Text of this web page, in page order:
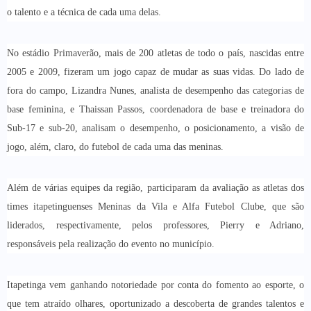
o talento e a técnica de cada uma delas.
No estádio Primaverão, mais de 200 atletas de todo o país, nascidas entre
2005 e 2009, fizeram um jogo capaz de mudar as suas vidas. Do lado de
fora do campo, Lizandra Nunes, analista de desempenho das categorias de
base feminina, e Thaissan Passos, coordenadora de base e treinadora do
Sub-17 e sub-20, analisam o desempenho, o posicionamento, a visão de
jogo, além, claro, do futebol de cada uma das meninas.
Além de várias equipes da região, participaram da avaliação as atletas dos
times itapetinguenses Meninas da Vila e Alfa Futebol Clube, que são
liderados, respectivamente, pelos professores, Pierry e Adriano,
responsáveis pela realização do evento no município.
Itapetinga vem ganhando notoriedade por conta do fomento ao esporte, o
que tem atraído olhares, oportunizado a descoberta de grandes talentos e